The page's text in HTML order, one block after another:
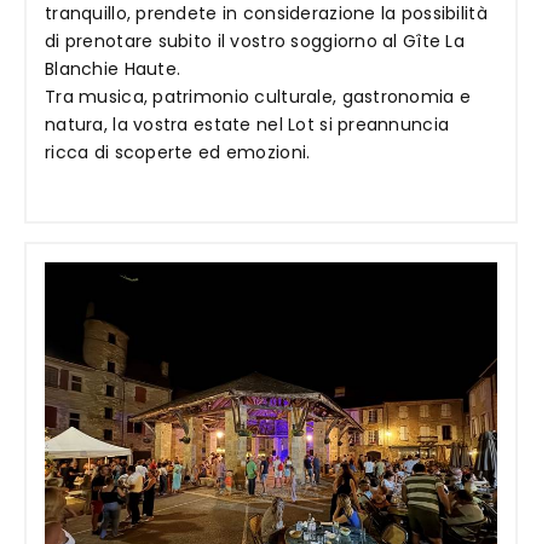
tranquillo, prendete in considerazione la possibilità
di prenotare subito il vostro soggiorno al Gîte La
Blanchie Haute.
Tra musica, patrimonio culturale, gastronomia e
natura, la vostra estate nel Lot si preannuncia
ricca di scoperte ed emozioni.